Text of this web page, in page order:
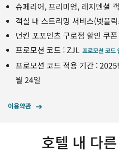
슈페리어, 프리미엄, 레지덴셜
객실 내 스트리밍 서비스(넷플
던킨 포포인츠 구로점 할인 쿠폰
프로모션 코드 :ZJL 프로모션 코드
프로모션 코드 적용 기간 :2025
월 24일
이용약관
호텔 내 다